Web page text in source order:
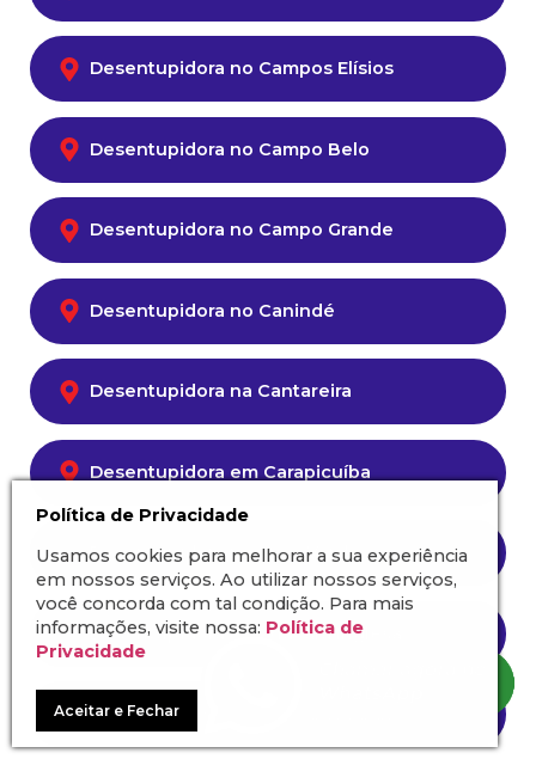
Desentupidora no Campos Elísios
Desentupidora no Campo Belo
Desentupidora no Campo Grande
Desentupidora no Canindé
Desentupidora na Cantareira
Desentupidora em Carapicuíba
Desentupidora na Casa Verde
Desentupidora na Chácara Inglesa
Desentupidora na Chácara Klabin
Política de Privacidade
Usamos cookies para melhorar a sua experiência
em nossos serviços. Ao utilizar nossos serviços,
você concorda com tal condição. Para mais
informações, visite nossa: Política de
Privacidade
Aceitar e Fechar